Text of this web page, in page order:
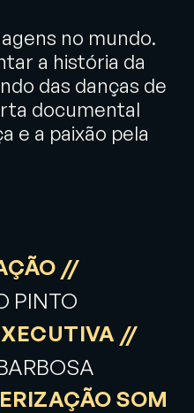
no mundo.
a história da
das danças de
documental
e a paixão pela
//
PINTO
//
SOM